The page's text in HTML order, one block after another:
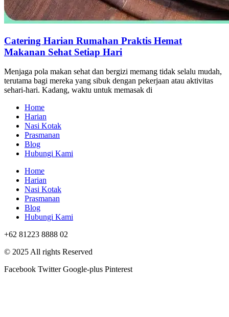
Catering Harian Rumahan Praktis Hemat
Makanan Sehat Setiap Hari
Menjaga pola makan sehat dan bergizi memang tidak selalu mudah,
terutama bagi mereka yang sibuk dengan pekerjaan atau aktivitas
sehari-hari. Kadang, waktu untuk memasak di
Home
Harian
Nasi Kotak
Prasmanan
Blog
Hubungi Kami
Home
Harian
Nasi Kotak
Prasmanan
Blog
Hubungi Kami
+62 81223 8888 02
© 2025 All rights Reserved
Facebook Twitter Google-plus Pinterest